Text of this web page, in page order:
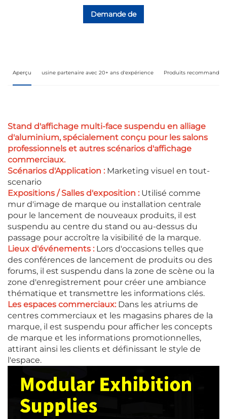
Demande de
Aperçu usine partenaire avec 20+ ans d'expérience Produits recommandés
Stand d'affichage multi-face suspendu en alliage
d'aluminium, spécialement conçu pour les salons
professionnels et autres scénarios d'affichage
commerciaux.
Scénarios d'Application : Marketing visuel en tout-
scenario
Expositions / Salles d'exposition : Utilisé comme
mur d'image de marque ou installation centrale
pour le lancement de nouveaux produits, il est
suspendu au centre du stand ou au-dessus du
passage pour accroître la visibilité de la marque.
Lieux d'événements : Lors d'occasions telles que
des conférences de lancement de produits ou des
forums, il est suspendu dans la zone de scène ou la
zone d'enregistrement pour créer une ambiance
thématique et transmettre les informations clés.
Les espaces commerciaux: Dans les atriums de
centres commerciaux et les magasins phares de la
marque, il est suspendu pour afficher les concepts
de marque et les informations promotionnelles,
attirant ainsi les clients et définissant le style de
l'espace.